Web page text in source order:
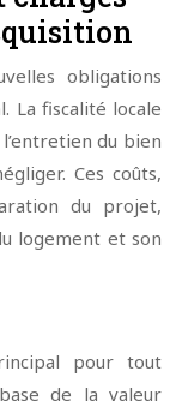
obligations
La fiscalité locale
du bien
Ces coûts,
du projet,
logement et son
pour tout
de la valeur